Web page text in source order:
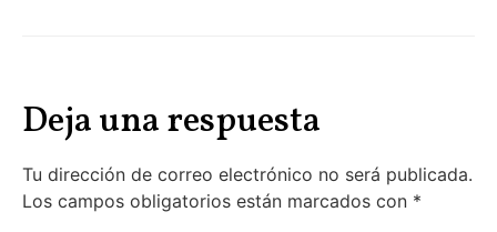
Deja una respuesta
Tu dirección de correo electrónico no será publicada.
Los campos obligatorios están marcados con *